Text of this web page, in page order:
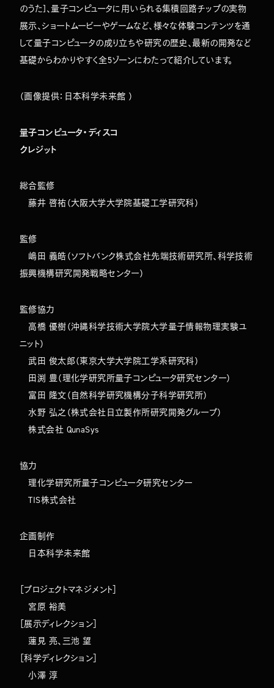
のうた]、量子コンピュータに用いられる集積回路チップの実物
展示、ショートムービーやゲームなど、様々な体験コンテンツを通
して量子コンピュータの成り立ちや研究の歴史、最新の開発など
基礎からわかりやすく全5ゾーンにわたって紹介しています。
（画像提供：日本科学未来館 ）
量子コンピュータ・ディスコ
クレジット
総合監修
藤井 啓祐（大阪大学大学院基礎工学研究科）
監修
嶋田 義皓（ソフトバンク株式会社先端技術研究所、科学技術
振興機構研究開発戦略センター）
監修協力
高橋 優樹（沖縄科学技術大学院大学量子情報物理実験ユ
ニット）
武田 俊太郎（東京大学大学院工学系研究科）
田渕 豊（理化学研究所量子コンピュータ研究センター）
富田 隆文（自然科学研究機構分子科学研究所）
水野 弘之（株式会社日立製作所研究開発グループ）
株式会社 QunaSys
協力
理化学研究所量子コンピュータ研究センター
TIS株式会社
企画制作
日本科学未来館
［プロジェクトマネジメント］
宮原 裕美
［展示ディレクション］
蓮見 亮、三池 望
［科学ディレクション］
小澤 淳